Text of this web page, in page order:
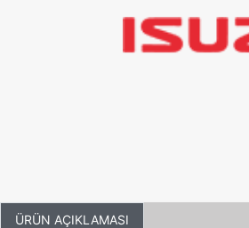
ÜRÜN AÇIKLAMASI